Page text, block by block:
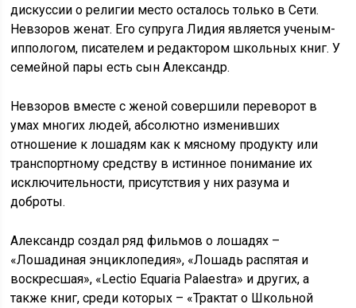
дискуссии о религии место осталось только в Сети.
Невзоров женат. Его супруга Лидия является ученым-
иппологом, писателем и редактором школьных книг. У
семейной пары есть сын Александр.
Невзоров вместе с женой совершили переворот в
умах многих людей, абсолютно изменивших
отношение к лошадям как к мясному продукту или
транспортному средству в истинное понимание их
исключительности, присутствия у них разума и
доброты.
Александр создал ряд фильмов о лошадях –
«Лошадиная энциклопедия», «Лошадь распятая и
воскресшая», «Lectio Equaria Palaestra» и других, а
также книг, среди которых – «Трактат о Школьной